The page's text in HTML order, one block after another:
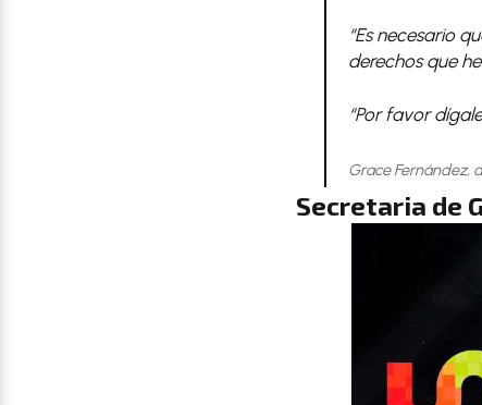
“Es necesario
derechos que
“Por favor
Grace Fernández,
Secretaria de